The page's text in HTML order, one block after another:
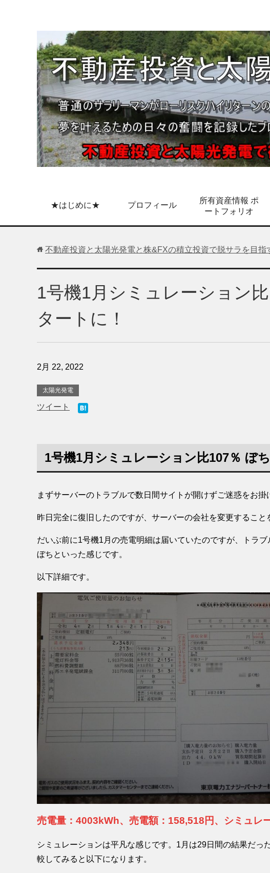
★はじめに★ プロフィール
所有資産情報 ポ
ートフォリオ
不動産投資と太陽光発電と株&FXの積立投資で脱サラを目指
1号機1月シミュレーション
タートに！
2月 22, 2022
太陽光発電
ツイート
1号機1月シミュレーション比107％ ぼ
まずサーバーのトラブルで数日間サイトが開けずご迷惑をお掛
昨日完全に復旧したのですが、サーバーの会社を変更すること
だいぶ前に1号機1月の売電明細は届いていたのですが、トラ
ぼちといった感じです。
以下詳細です。
売電量：4003kWh、売電額：158,518円、シミュレ
シミュレーションは平凡な感じです。1月は29日間の結果だっ
較してみると以下になります。